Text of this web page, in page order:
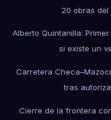
20 obras
Alberto Quintanilla:
si existe un
Carretera
tras
Cierre de la frontera